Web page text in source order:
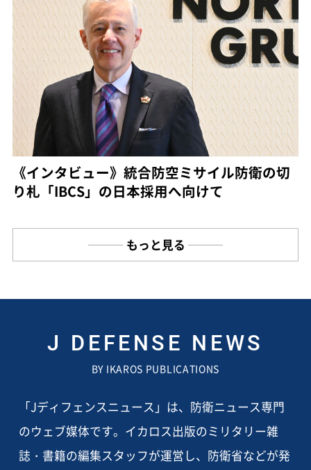
《インタビュー》統合防空ミサイル防衛の切
り札「IBCS」の日本採用へ向けて
もっと見る
J DEFENSE NEWS
BY IKAROS PUBLICATIONS
「Jディフェンスニュース」は、防衛ニュース専門
のウェブ媒体です。イカロス出版のミリタリー雑
誌・書籍の編集スタッフが運営し、防衛省などが発